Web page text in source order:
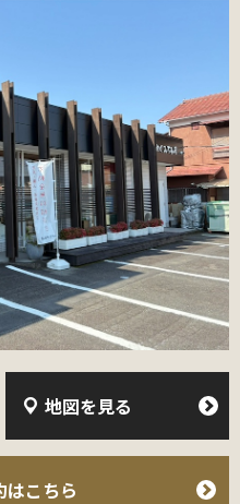
地図を見る
はこちら